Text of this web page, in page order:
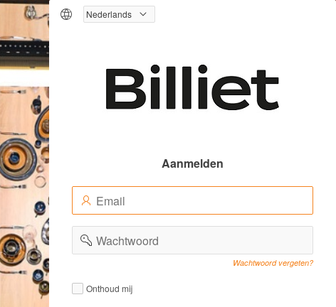
Aanmelden
mailadres(Value
Required)
Wachtwoord
(Value
Required)
Wachtwoord vergeten?
Remember
me
Remember
Onthoud mij